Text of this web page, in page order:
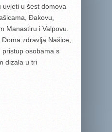
uvjeti u šest domova
Đakovu,
Manastiru i Valpovu.
zdravlja Našice,
pristup osobama s
dizala u tri